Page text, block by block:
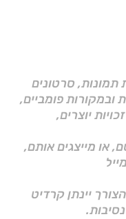
תמונות, סרטונים
ובמקורות פומביים,
27א לחוק זכויות יוצרים,
או מייצגים אותם,
יינתן קרדיט